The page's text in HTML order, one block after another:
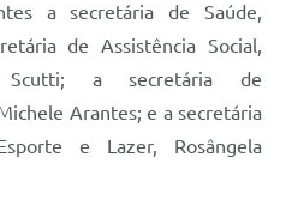
a secretária de Saúde,
de Assistência Social,
Scutti; a secretária de
Arantes; e a secretária
e Lazer, Rosângela